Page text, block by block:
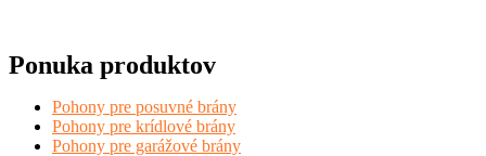
Ponuka produktov
Pohony pre posuvné brány
Pohony pre krídlové brány
Pohony pre garážové brány